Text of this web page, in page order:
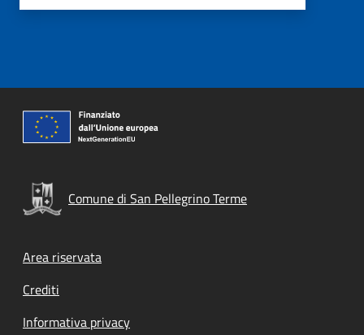
Comune di San Pellegrino Terme
Footer menu
Area riservata
Crediti
Informativa privacy